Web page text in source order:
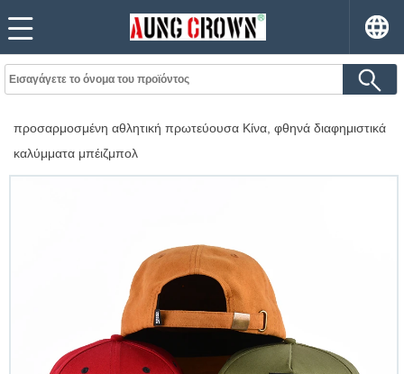
προσαρμοσμένη αθλητική πρωτεύουσα Κίνα, φθηνά διαφημιστικά
καλύμματα μπέιζμπολ